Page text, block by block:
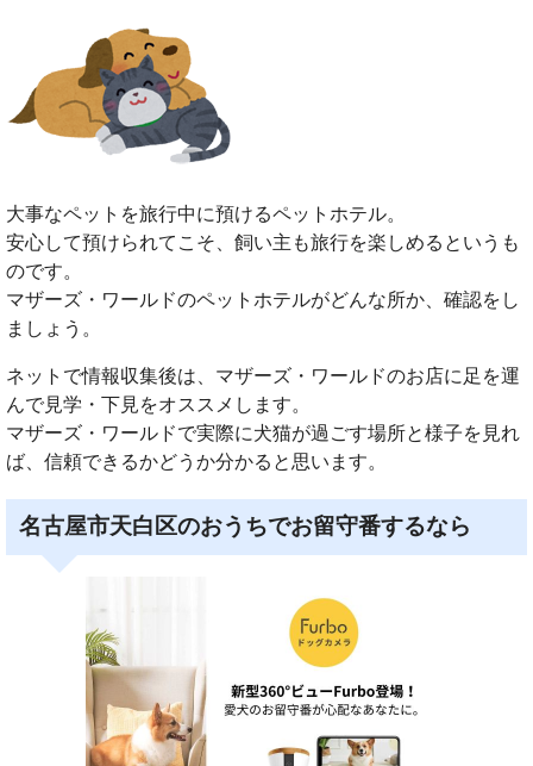
大事なペットを旅行中に預けるペットホテル。
安心して預けられてこそ、飼い主も旅行を楽しめるというも
のです。
マザーズ・ワールドのペットホテルがどんな所か、確認をし
ましょう。
ネットで情報収集後は、マザーズ・ワールドのお店に足を運
んで見学・下見をオススメします。
マザーズ・ワールドで実際に犬猫が過ごす場所と様子を見れ
ば、信頼できるかどうか分かると思います。
名古屋市天白区のおうちでお留守番するなら